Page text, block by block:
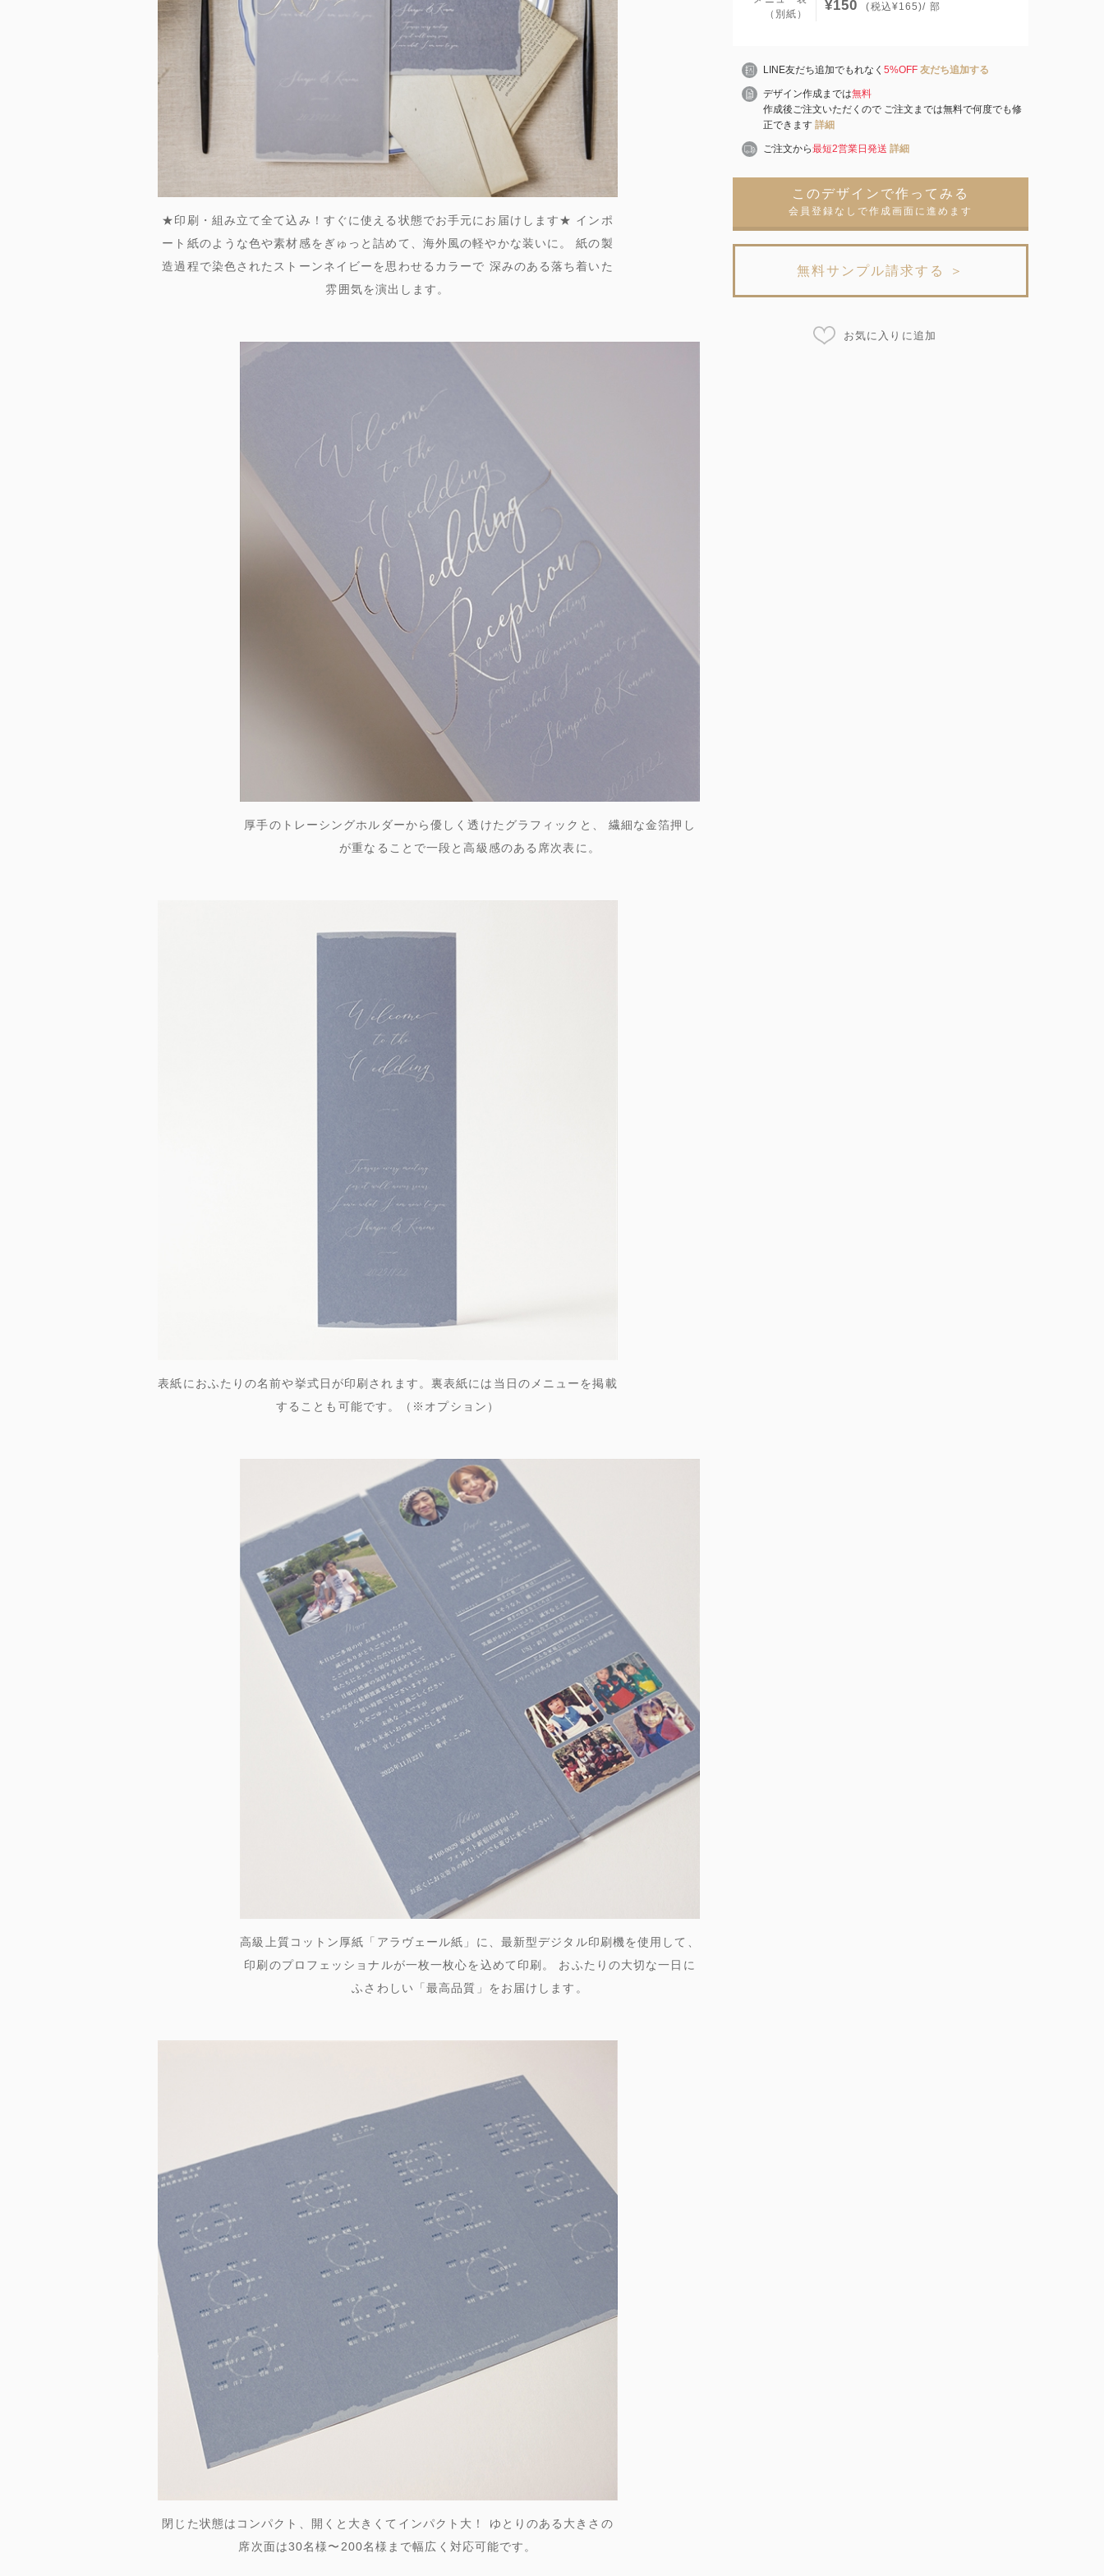
★印刷・組み立て全て込み！すぐに使える状態でお手元にお届けします★ インポ
ート紙のような色や素材感をぎゅっと詰めて、海外風の軽やかな装いに。 紙の製
造過程で染色されたストーンネイビーを思わせるカラーで 深みのある落ち着いた
雰囲気を演出します。
厚手のトレーシングホルダーから優しく透けたグラフィックと、 繊細な金箔押し
が重なることで一段と高級感のある席次表に。
表紙におふたりの名前や挙式日が印刷されます。裏表紙には当日のメニューを掲載
することも可能です。（※オプション）
高級上質コットン厚紙「アラヴェール紙」に、最新型デジタル印刷機を使用して、
印刷のプロフェッショナルが一枚一枚心を込めて印刷。 おふたりの大切な一日に
ふさわしい「最高品質」をお届けします。
閉じた状態はコンパクト、開くと大きくてインパクト大！ ゆとりのある大きさの
席次面は30名様〜200名様まで幅広く対応可能です。
（別紙）
¥150 (税込¥165)/ 部
LINE友だち追加でもれなく 5%OFF 友だち追加する
デザイン作成までは無料
作成後ご注文いただくので ご注文までは無料で何度でも修
正できます 詳細
ご注文から最短2営業日発送 詳細
このデザインで作ってみる
会員登録なしで作成画面に進めます
無料サンプル請求する ＞
お気に入りに追加